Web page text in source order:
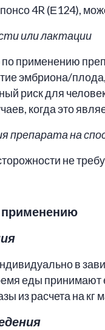
4R (Е124),
или лактации
применению
эмбриона/
риск для
когда это
препарата на
не
применению
в
еды
из расчета на кг